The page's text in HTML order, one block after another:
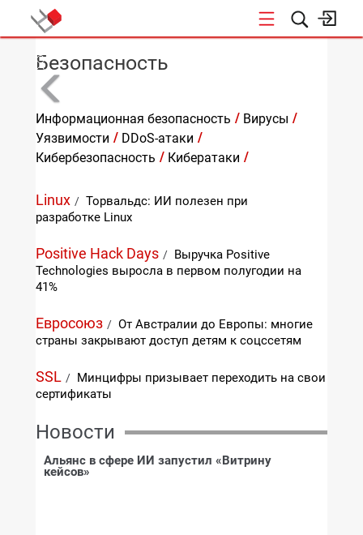
Безопасность
ПРЕД
СЛЕД
Информационная безопасность
Вирусы
Уязвимости
DDoS-атаки
Кибербезопасность
Кибератаки
Linux / Торвальдс: ИИ полезен при
разработке Linux
Positive Hack Days / Выручка Positive
Technologies выросла в первом полугодии на
41%
Евросоюз / От Австралии до Европы: многие
страны закрывают доступ детям к соцссетям
SSL / Минцифры призывает переходить на свои
сертификаты
Новости
Альянс в сфере ИИ запустил «Витрину
кейсов»